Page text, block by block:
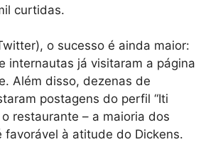
curtidas.
o sucesso é ainda maior:
internautas já visitaram a página
Além disso, dezenas de
postagens do perfil “Iti
o restaurante – a maioria dos
favorável à atitude do Dickens.